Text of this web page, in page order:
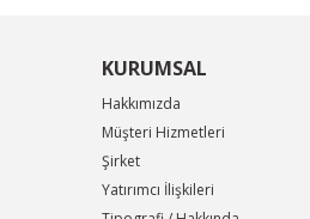
KURUMSAL
Hakkımızda
Müşteri Hizmetleri
Şirket
Yatırımcı İlişkileri